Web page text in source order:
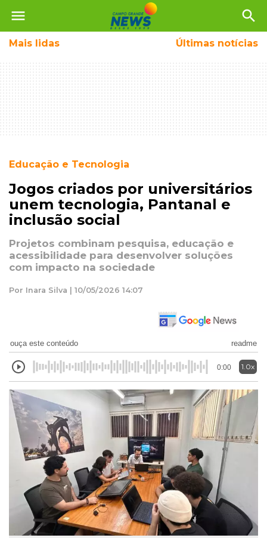
menu search
Mais lidas Últimas notícias
Educação e Tecnologia
Jogos criados por universitários
unem tecnologia, Pantanal e
inclusão social
Projetos combinam pesquisa, educação e
acessibilidade para desenvolver soluções
com impacto na sociedade
Por Inara Silva | 10/05/2026 14:07
ouça este conteúdo readme
0:00 1.0x